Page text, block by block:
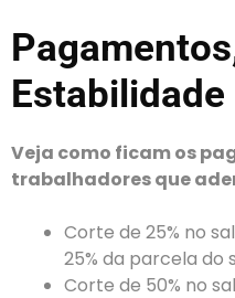
Veja como ficam os
trabalhadores que
Corte de 25% no
25% da parcela
Corte de 50% no